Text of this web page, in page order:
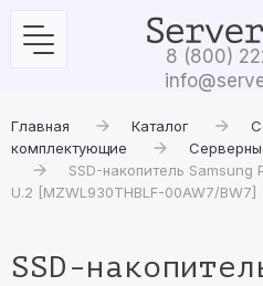
8 (800)
Главная Каталог
комплектующие
SSD-накопитель Samsung
U.2 [MZWL930THBLF-00AW7/BW7]
SSD-